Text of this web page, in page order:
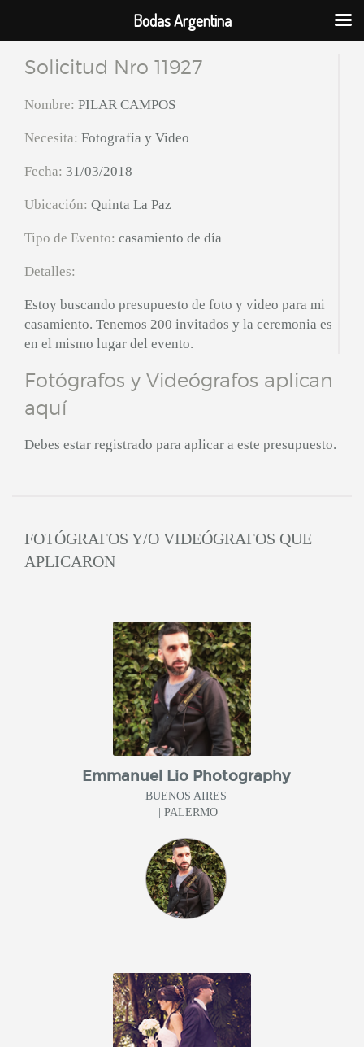
Solicitud Nro 11927
Nombre: PILAR CAMPOS
Necesita: Fotografía y Video
Fecha: 31/03/2018
Ubicación: Quinta La Paz
Tipo de Evento: casamiento de día
Detalles:
Estoy buscando presupuesto de foto y video para mi
casamiento. Tenemos 200 invitados y la ceremonia es
en el mismo lugar del evento.
Fotógrafos y Videógrafos aplican
aquí
Debes estar registrado para aplicar a este presupuesto.
FOTÓGRAFOS Y/O VIDEÓGRAFOS QUE
APLICARON
Emmanuel Lio Photography
BUENOS AIRES
| PALERMO
Bodas Argentina